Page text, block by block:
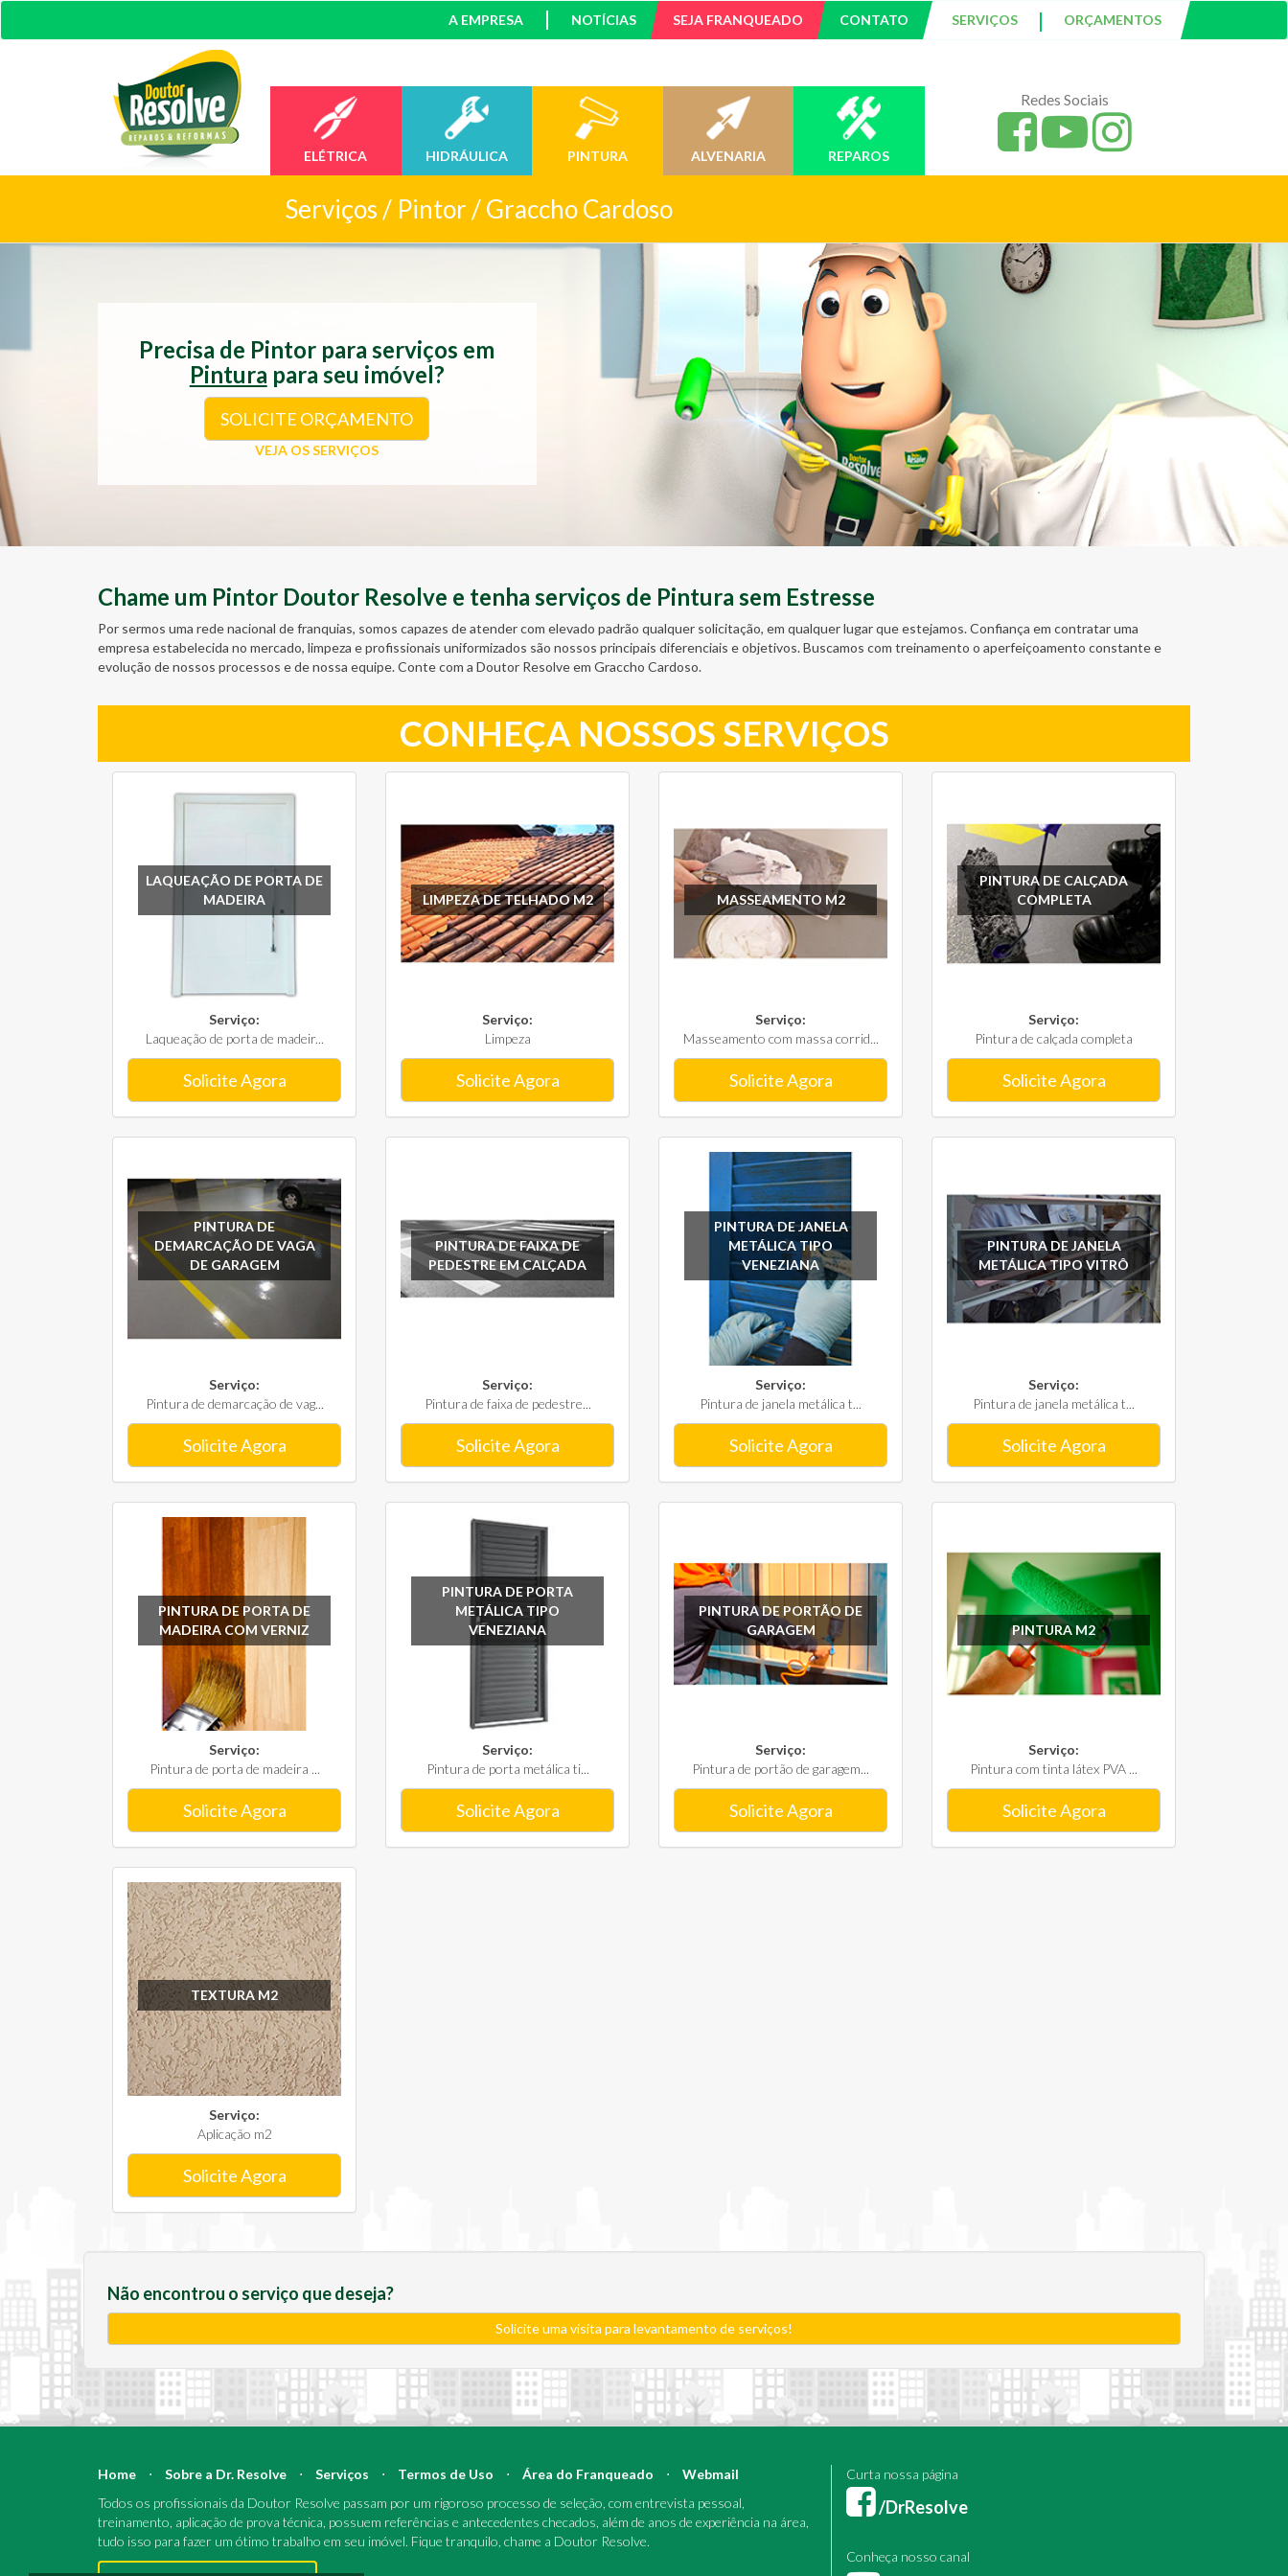
A EMPRESA NOTÍCIAS SEJA FRANQUEADO CONTATO SERVIÇOS | ORÇAMENTOS
ELÉTRICA HIDRÁULICA PINTURA ALVENARIA REPAROS
Redes Sociais
Serviços / Pintor / Graccho Cardoso
Precisa de Pintor para serviços em
Pintura para seu imóvel?
SOLICITE ORÇAMENTO
VEJA OS SERVIÇOS
Chame um Pintor Doutor Resolve e tenha serviços de Pintura sem Estresse
Por sermos uma rede nacional de franquias, somos capazes de atender com elevado padrão qualquer solicitação, em qualquer lugar que estejamos. Confiança em contratar uma
empresa estabelecida no mercado, limpeza e profissionais uniformizados são nossos principais diferenciais e objetivos. Buscamos com treinamento o aperfeiçoamento constante e
evolução de nossos processos e de nossa equipe. Conte com a Doutor Resolve em Graccho Cardoso.
CONHEÇA NOSSOS SERVIÇOS
LAQUEAÇÃO DE PORTA DE
MADEIRA
Serviço:
Laqueação de porta de madeir...
Solicite Agora
LIMPEZA DE TELHADO M2
Serviço:
Limpeza
Solicite Agora
MASSEAMENTO M2
Serviço:
Masseamento com massa corrid...
Solicite Agora
PINTURA DE CALÇADA
COMPLETA
Serviço:
Pintura de calçada completa
Solicite Agora
PINTURA DE
DEMARCAÇÃO DE VAGA
DE GARAGEM
Serviço:
Pintura de demarcação de vag...
Solicite Agora
PINTURA DE FAIXA DE
PEDESTRE EM CALÇADA
Serviço:
Pintura de faixa de pedestre...
Solicite Agora
PINTURA DE JANELA
METÁLICA TIPO
VENEZIANA
Serviço:
Pintura de janela metálica t...
Solicite Agora
PINTURA DE JANELA
METÁLICA TIPO VITRÔ
Serviço:
Pintura de janela metálica t...
Solicite Agora
PINTURA DE PORTA DE
MADEIRA COM VERNIZ
Serviço:
Pintura de porta de madeira ...
Solicite Agora
PINTURA DE PORTA
METÁLICA TIPO
VENEZIANA
Serviço:
Pintura de porta metálica ti...
Solicite Agora
PINTURA DE PORTÃO DE
GARAGEM
Serviço:
Pintura de portão de garagem...
Solicite Agora
PINTURA M2
Serviço:
Pintura com tinta látex PVA ...
Solicite Agora
TEXTURA M2
Serviço:
Aplicação m2
Solicite Agora
Não encontrou o serviço que deseja?
Solicite uma visita para levantamento de serviços!
Home ⋅ Sobre a Dr. Resolve ⋅ Serviços ⋅ Termos de Uso ⋅ Área do Franqueado ⋅
Webmail
Todos os profissionais da Doutor Resolve passam por um rigoroso processo de seleção, com entrevista pessoal,
treinamento, aplicação de prova técnica, possuem referências e antecedentes checados, além de anos de experiência na área,
tudo isso para fazer um ótimo trabalho em seu imóvel. Fique tranquilo, chame a Doutor Resolve.
Curta nossa página
/DrResolve
Conheça nosso canal